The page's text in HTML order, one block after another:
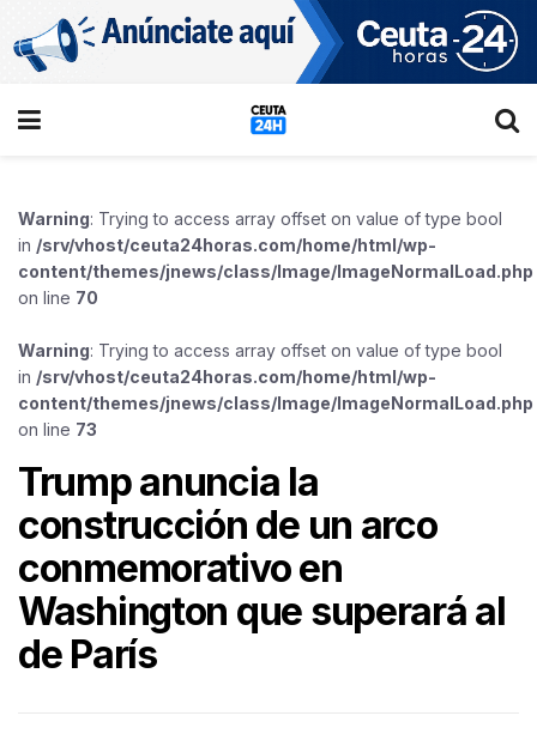
Warning: Trying to access array offset on value of type bool
in /srv/vhost/ceuta24horas.com/home/html/wp-
content/themes/jnews/class/Image/ImageNormalLoad.php
on line 70
Warning: Trying to access array offset on value of type bool
in /srv/vhost/ceuta24horas.com/home/html/wp-
content/themes/jnews/class/Image/ImageNormalLoad.php
on line 73
Trump anuncia la
construcción de un arco
conmemorativo en
Washington que superará al
de París